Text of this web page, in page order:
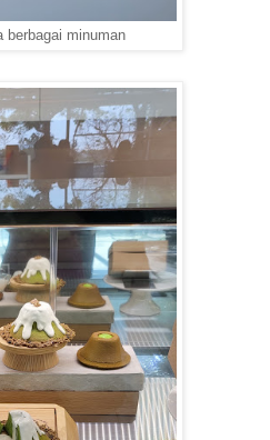
berbagai minuman